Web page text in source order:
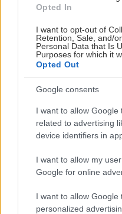
Opted In
I want to opt-out of
Retention, Sale, and/
Personal Data that Is
Purposes for which it
Opted Out
Google consents
I want to allow Google
related to advertising
device identifiers in
I want to allow my
Google for online
I want to allow Google
personalized
Δείτε ακόμη